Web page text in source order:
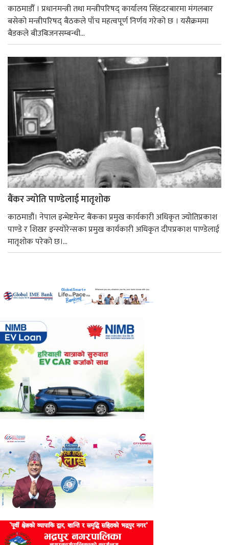
काठमाडौँ । प्रधानमन्त्री तथा मन्त्रीपरिषद् कार्यालय सिंहदरबारमा मंगलबार
बसेको मन्त्रीपरिषद् बैठकले पाँच महत्वपूर्ण निर्णय गरेको छ । यसैक्रममा
बैडकले बीउबिजनसम्बन्धी...
बैंकर ज्योति पाण्डेलाई मातृशोक
काठमाडौं। नेपाल इन्भेष्टमेन्ट बैंकका प्रमुख कार्यकारी अधिकृत ज्योतिप्रकाश
पाण्डे र शिखर इन्स्योरेन्सका प्रमुख कार्यकारी अधिकृत दीपप्रकाश पाण्डेलाई
मातृशोक परेको छ।...